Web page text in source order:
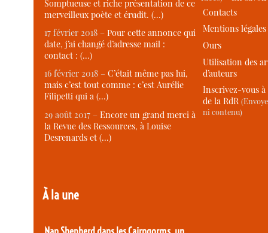
Somptueuse et riche présentation de ce
merveilleux poète et érudit. (…)
17 février 2018 –Pour cette annonce qui
date, j’ai changé d’adresse mail :
contact : (…)
16 février 2018 –C’était même pas lui,
mais c’est tout comme : c’est Aurélie
Filipetti qui a (…)
29 août 2017 –Encore un grand merci à
la Revue des Ressources, à Louise
Desrenards et (…)
À la une
Contacts
Mentions légales
Ours
Utilisation des
d’auteurs
Inscrivez-vous
de la RdR
ni contenu)